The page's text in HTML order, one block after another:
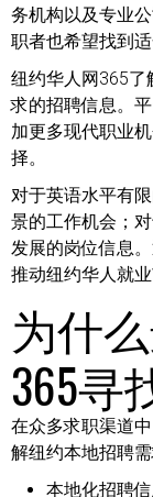
务机构以及专业
职者也希望找到
纽约华人网365了
求的招聘信息。
加更多现代职业
择。
对于英语水平有
景的工作机会；
发展的岗位信息
推动纽约华人就
为什
365寻
在众多求职渠道
解纽约本地招聘
本地化招聘信